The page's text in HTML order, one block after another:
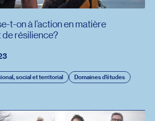
social et territorial
Domaines d'études
t-on à l’action en matière
de résilience?